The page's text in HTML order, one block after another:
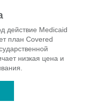
действие Medicaid
план Covered
низкая цена и